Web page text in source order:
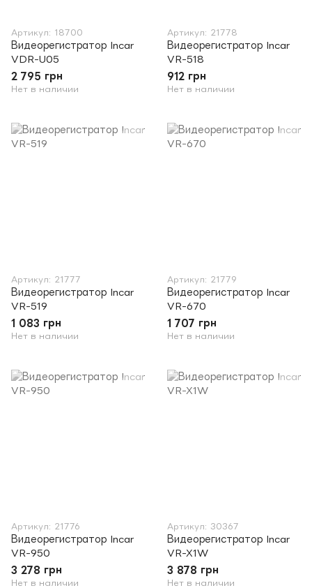
Артикул: 18700
Видеорегистратор Incar
VDR-U05
2 795 грн
Нет в наличии
Артикул: 21778
Видеорегистратор Incar
VR-518
912 грн
Нет в наличии
Артикул: 21777
Видеорегистратор Incar
VR-519
1 083 грн
Нет в наличии
Артикул: 21779
Видеорегистратор Incar
VR-670
1 707 грн
Нет в наличии
Артикул: 21776
Видеорегистратор Incar
VR-950
3 278 грн
Нет в наличии
Артикул: 30367
Видеорегистратор Incar
VR-X1W
3 878 грн
Нет в наличии